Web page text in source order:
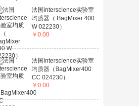
法国interscience实验室
均质器（ BagMixer 400
W 022230）
￥ 0.00
法国interscience实验室
均质器（BagMixer400
CC 024230）
￥ 0.00